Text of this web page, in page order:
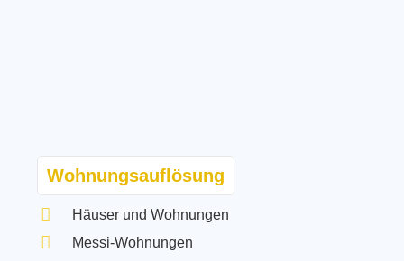
Wohnungsauflösung
Häuser und Wohnungen
Messi-Wohnungen